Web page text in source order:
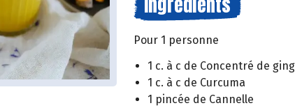
Pour 1 personne
1 c. à c de Concentré de
1 c. à c de Curcuma
1 pincée de Cannelle